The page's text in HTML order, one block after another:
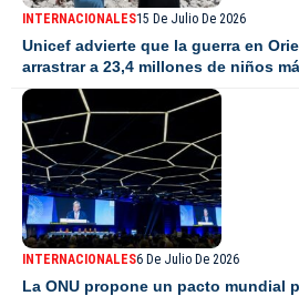
INTERNACIONALES15 De Julio De 2026
Unicef advierte que la guerra en
arrastrar a 23,4 millones de niños
INTERNACIONALES6 De Julio De 2026
La ONU propone un pacto mundial